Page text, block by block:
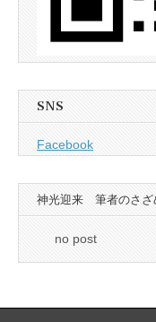
SNS
Facebook
神光迎来 筆者のさざ
no post